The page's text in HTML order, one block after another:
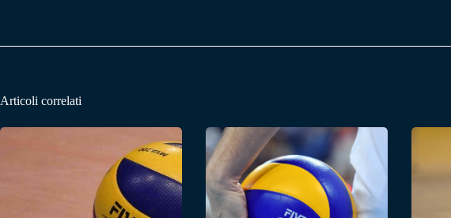
Articoli correlati